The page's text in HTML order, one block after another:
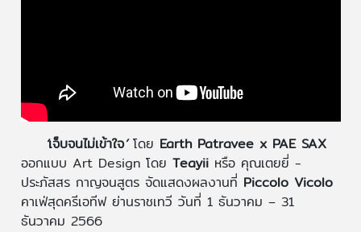
‘เจ็บจนไม่เข้าใจ’โดย Earth Patravee x PAE SAX
ออกแบบ Art Design โดย Teayii หรือ คุณเตยยี่ -
ประภัสสร กาญจนสูตร จัดแสดงผลงานที่ Piccolo Vicolo
คาเฟ่สุดครีเอทีฟ ย่านราชเทวี วันที่ 1 ธันวาคม – 31
ธันวาคม 2566